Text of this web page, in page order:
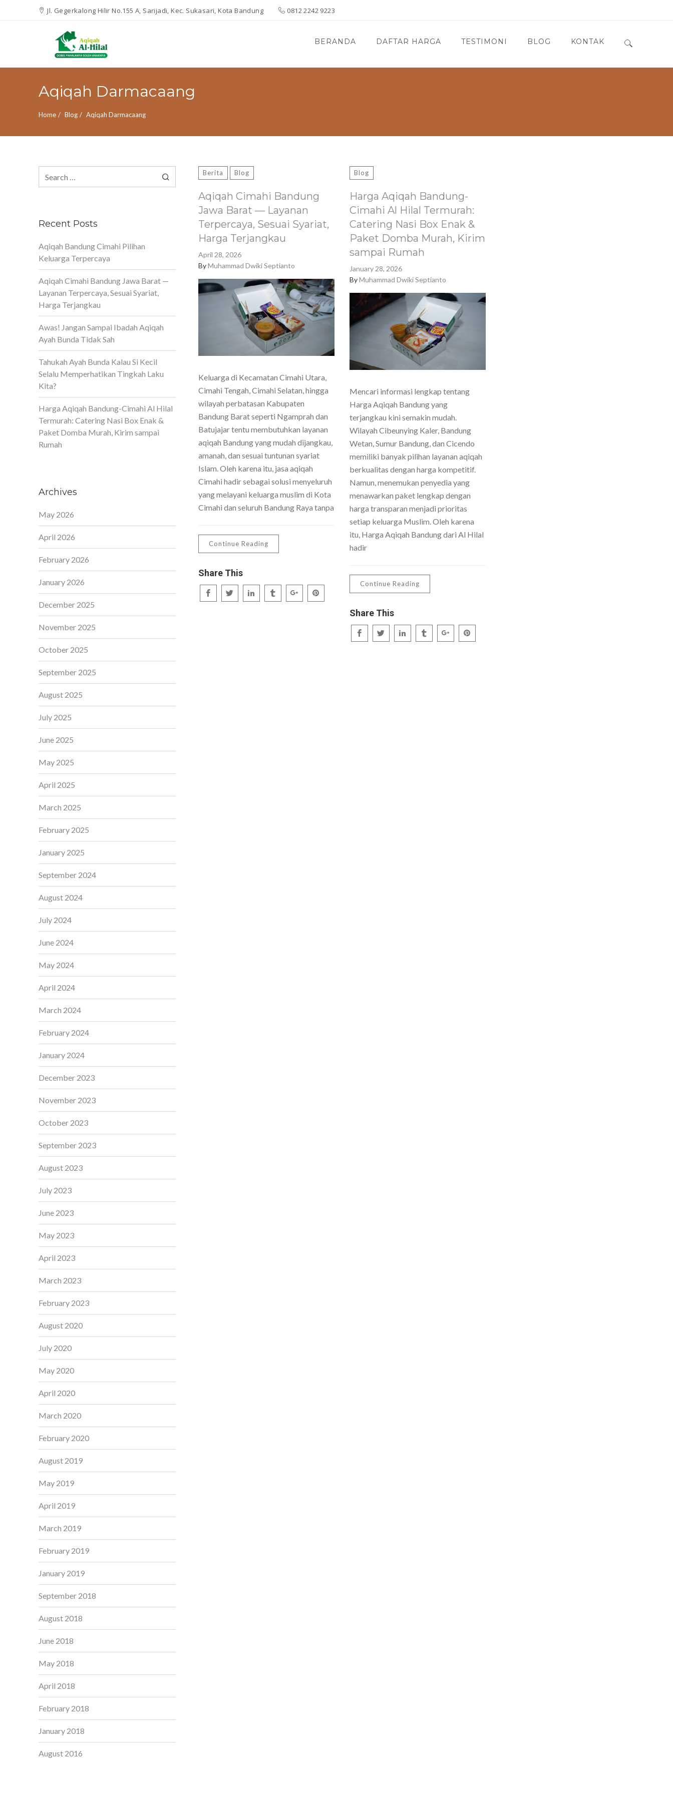
Jl. Gegerkalong Hilir No.155 A, Sarijadi, Kec. Sukasari, Kota Bandung 0812 2242 9223
BERANDA DAFTAR HARGA TESTIMONI BLOG KONTAK
Aqiqah Darmacaang
Home Blog Aqiqah Darmacaang
Berita Blog
Aqiqah Cimahi Bandung
Jawa Barat — Layanan
Terpercaya, Sesuai Syariat,
Harga Terjangkau
April 28, 2026
ByMuhammad Dwiki Septianto
Keluarga di Kecamatan Cimahi Utara,
Cimahi Tengah, Cimahi Selatan, hingga
wilayah perbatasan Kabupaten
Bandung Barat seperti Ngamprah dan
Batujajar tentu membutuhkan layanan
aqiqah Bandung yang mudah dijangkau,
amanah, dan sesuai tuntunan syariat
Islam. Oleh karena itu, jasa aqiqah
Cimahi hadir sebagai solusi menyeluruh
yang melayani keluarga muslim di Kota
Cimahi dan seluruh Bandung Raya tanpa
Continue Reading
Share This
Blog
Harga Aqiqah Bandung-
Cimahi Al Hilal Termurah:
Catering Nasi Box Enak &
Paket Domba Murah, Kirim
sampai Rumah
January 28, 2026
ByMuhammad Dwiki Septianto
Mencari informasi lengkap tentang
Harga Aqiqah Bandung yang
terjangkau kini semakin mudah.
Wilayah Cibeunying Kaler, Bandung
Wetan, Sumur Bandung, dan Cicendo
memiliki banyak pilihan layanan aqiqah
berkualitas dengan harga kompetitif.
Namun, menemukan penyedia yang
menawarkan paket lengkap dengan
harga transparan menjadi prioritas
setiap keluarga Muslim. Oleh karena
itu, Harga Aqiqah Bandung dari Al Hilal
hadir
Continue Reading
Share This
for:
Recent Posts
Aqiqah Bandung Cimahi Pilihan
Keluarga Terpercaya
Aqiqah Cimahi Bandung Jawa Barat —
Layanan Terpercaya, Sesuai Syariat,
Harga Terjangkau
Awas! Jangan Sampai Ibadah Aqiqah
Ayah Bunda Tidak Sah
Tahukah Ayah Bunda Kalau Si Kecil
Selalu Memperhatikan Tingkah Laku
Kita?
Harga Aqiqah Bandung-Cimahi Al Hilal
Termurah: Catering Nasi Box Enak &
Paket Domba Murah, Kirim sampai
Rumah
Archives
May 2026
April 2026
February 2026
January 2026
December 2025
November 2025
October 2025
September 2025
August 2025
July 2025
June 2025
May 2025
April 2025
March 2025
February 2025
January 2025
September 2024
August 2024
July 2024
June 2024
May 2024
April 2024
March 2024
February 2024
January 2024
December 2023
November 2023
October 2023
September 2023
August 2023
July 2023
June 2023
May 2023
April 2023
March 2023
February 2023
August 2020
July 2020
May 2020
April 2020
March 2020
February 2020
August 2019
May 2019
April 2019
March 2019
February 2019
January 2019
September 2018
August 2018
June 2018
May 2018
April 2018
February 2018
January 2018
August 2016